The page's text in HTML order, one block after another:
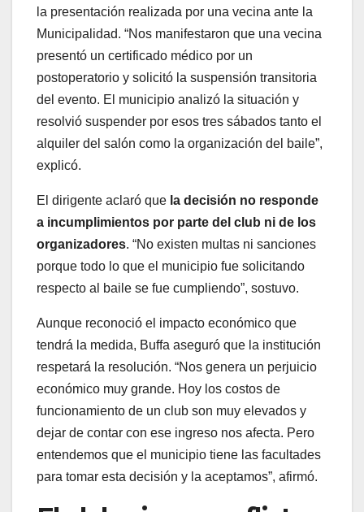
la presentación realizada por una vecina ante la
Municipalidad. “Nos manifestaron que una vecina
presentó un certificado médico por un
postoperatorio y solicitó la suspensión transitoria
del evento. El municipio analizó la situación y
resolvió suspender por esos tres sábados tanto el
alquiler del salón como la organización del baile”,
explicó.
El dirigente aclaró que la decisión no responde
a incumplimientos por parte del club ni de los
organizadores. “No existen multas ni sanciones
porque todo lo que el municipio fue solicitando
respecto al baile se fue cumpliendo”, sostuvo.
Aunque reconoció el impacto económico que
tendrá la medida, Buffa aseguró que la institución
respetará la resolución. “Nos genera un perjuicio
económico muy grande. Hoy los costos de
funcionamiento de un club son muy elevados y
dejar de contar con ese ingreso nos afecta. Pero
entendemos que el municipio tiene las facultades
para tomar esta decisión y la aceptamos”, afirmó.